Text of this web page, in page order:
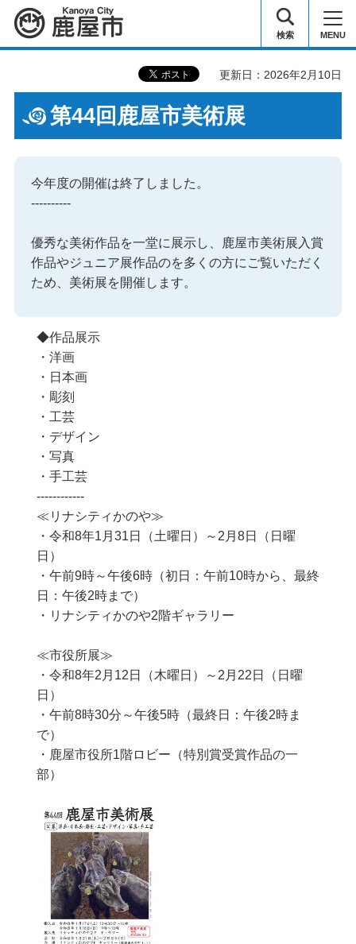
鹿屋市 検索 MENU
更新日：2026年2月10日
第44回鹿屋市美術展
今年度の開催は終了しました。
----------
優秀な美術作品を一堂に展示し、鹿屋市美術展入賞
作品やジュニア展作品のを多くの方にご覧いただく
ため、美術展を開催します。
◆作品展示
・洋画
・日本画
・彫刻
・工芸
・デザイン
・写真
・手工芸
------------
≪リナシティかのや≫
・令和8年1月31日（土曜日）～2月8日（日曜
日）
・午前9時～午後6時（初日：午前10時から、最終
日：午後2時まで）
・リナシティかのや2階ギャラリー
≪市役所展≫
・令和8年2月12日（木曜日）～2月22日（日曜
日）
・午前8時30分～午後5時（最終日：午後2時ま
で）
・鹿屋市役所1階ロビー（特別賞受賞作品の一
部）